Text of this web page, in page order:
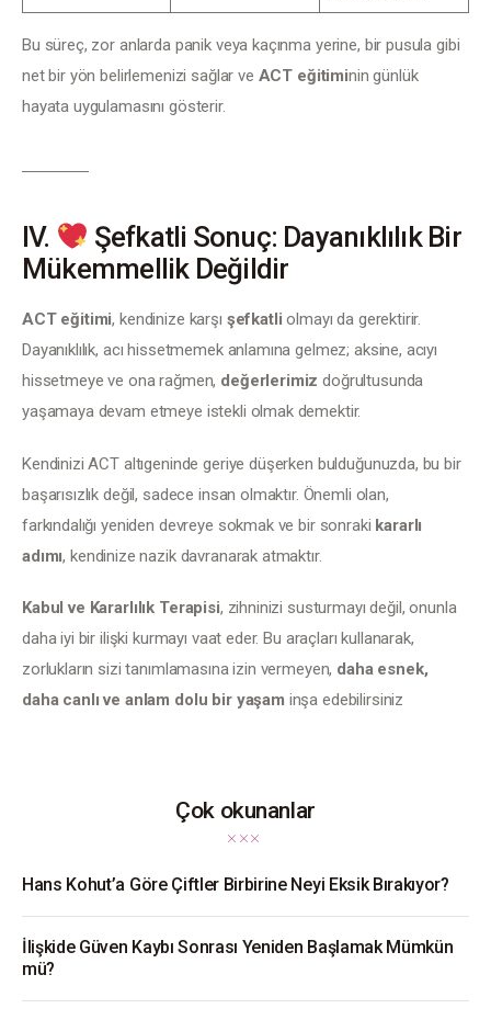
Bu süreç, zor anlarda panik veya kaçınma yerine, bir pusula gibi
net bir yön belirlemenizi sağlar ve ACT eğitiminin günlük
hayata uygulamasını gösterir.
IV.
Şefkatli Sonuç: Dayanıklılık Bir
Mükemmellik Değildir
ACT eğitimi, kendinize karşı şefkatli olmayı da gerektirir.
Dayanıklılık, acı hissetmemek anlamına gelmez; aksine, acıyı
hissetmeye ve ona rağmen, değerlerimiz doğrultusunda
yaşamaya devam etmeye istekli olmak demektir.
Kendinizi ACT altıgeninde geriye düşerken bulduğunuzda, bu bir
başarısızlık değil, sadece insan olmaktır. Önemli olan,
farkındalığı yeniden devreye sokmak ve bir sonraki kararlı
adımı, kendinize nazik davranarak atmaktır.
Kabul ve Kararlılık Terapisi, zihninizi susturmayı değil, onunla
daha iyi bir ilişki kurmayı vaat eder. Bu araçları kullanarak,
zorlukların sizi tanımlamasına izin vermeyen, daha esnek,
daha canlı ve anlam dolu bir yaşam inşa edebilirsiniz
Çok okunanlar
Hans Kohut’a Göre Çiftler Birbirine Neyi Eksik Bırakıyor?
İlişkide Güven Kaybı Sonrası Yeniden Başlamak Mümkün
mü?